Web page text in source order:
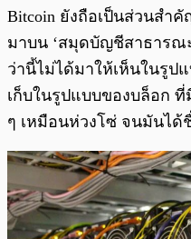
Bitcoin ยังถือเป็นส่วนสำ
มาบน ‘สมุดบัญชีสาธารณ
ว่านี้ไม่ได้มาให้เห็นในรู
เก็บในรูปแบบของบล็อก
ๆ เหมือนห่วงโซ่ จนมันได้